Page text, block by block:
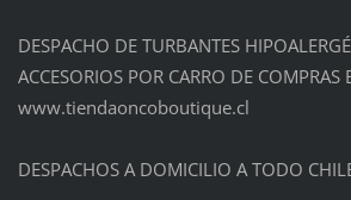
DESPACHO DE TURBANTES
ACCESORIOS POR CARRO DE COMPRAS
www.tiendaoncoboutique.cl
DESPACHOS A DOMICILIO A TODO